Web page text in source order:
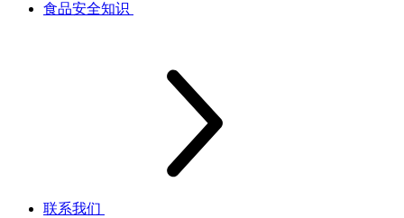
食品安全知识
联系我们